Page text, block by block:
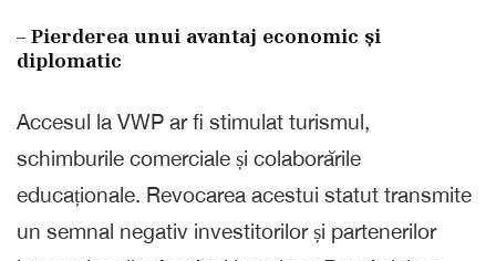
– Pierderea unui avantaj economic și
diplomatic
Accesul la VWP ar fi stimulat turismul,
schimburile comerciale și colaborările
educaționale. Revocarea acestui statut transmite
un semnal negativ investitorilor și partenerilor